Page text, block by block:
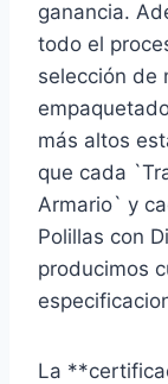
ganancia.
todo el
selección de
más altos
que cada
Armario` y
Polillas con
producimos
La